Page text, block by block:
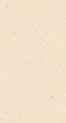
filter
filter
filter
50х70 filter